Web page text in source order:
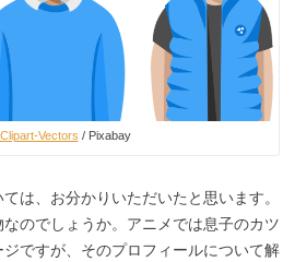
Vectors / Pixabay
は、お分かりいただいたと思います。
のでしょうか。アニメでは息子のカツ
ですが、そのプロフィールについて解